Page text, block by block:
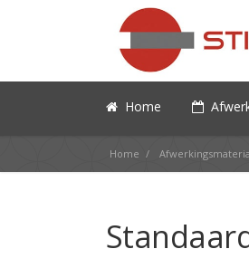
Home
Home /